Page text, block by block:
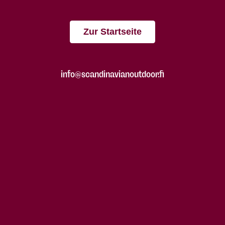
Zur Startseite
info@scandinavianoutdoor.fi